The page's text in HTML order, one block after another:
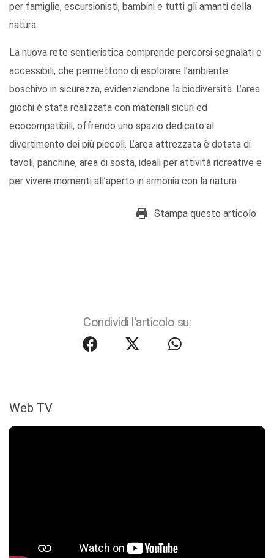
per famiglie, escursionisti, bambini e tutti gli amanti della
natura.
La nuova rete sentieristica comprende percorsi segnalati e
accessibili, che permettono di esplorare l’ambiente
boschivo in sicurezza, evidenziandone la biodiversità. L’area
giochi è stata realizzata con materiali sicuri ed
ecocompatibili, offrendo uno spazio dedicato al
divertimento dei più piccoli. L’area attrezzata è dotata di
tavoli, panchine, area di sosta, ideali per attività ricreative e
per vivere momenti all’aperto in armonia con la natura.
Stampa questo articolo
Condividi l'articolo su:
Web TV